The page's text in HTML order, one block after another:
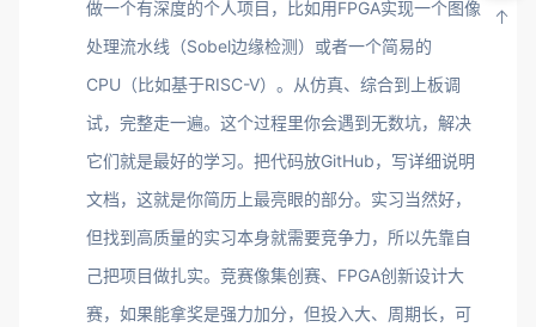
做一个有深度的个人项目，比如用FPGA实现一个图像
处理流水线（Sobel边缘检测）或者一个简易的
CPU（比如基于RISC-V）。从仿真、综合到上板调
试，完整走一遍。这个过程里你会遇到无数坑，解决
它们就是最好的学习。把代码放GitHub，写详细说明
文档，这就是你简历上最亮眼的部分。实习当然好，
但找到高质量的实习本身就需要竞争力，所以先靠自
己把项目做扎实。竞赛像集创赛、FPGA创新设计大
赛，如果能拿奖是强力加分，但投入大、周期长，可